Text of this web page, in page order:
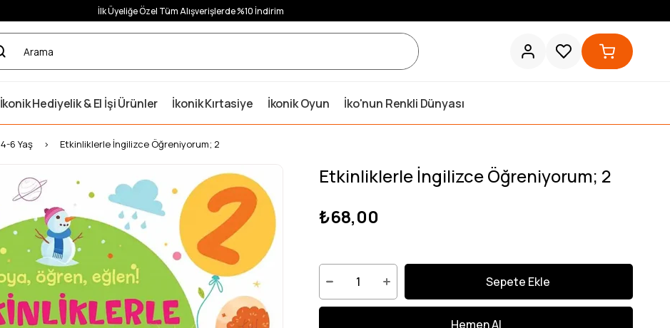
İlk Üyeliğe Özel Tüm Alışverişlerde %10 İndirim
İkonik Hediyelik & El İşi Ürünler İkonik Kırtasiye İkonik Oyun İko'nun Renkli Dünyası
4-6 Yaş Etkinliklerle İngilizce Öğreniyorum; 2
Etkinliklerle İngilizce Öğreniyorum; 2
₺68,00